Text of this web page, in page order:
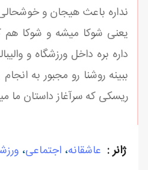
نداره باعث هیجان و
یعنی شوکا میشه و شوکا
داره بره داخل ورزشگاه و
ببینه روشنا رو مجبور به
ریسکی که سرآغاز داستان ما
ژانر : عاشقانه، اجتماعی،